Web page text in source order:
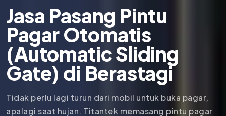
Jasa Pasang Pintu
Pagar Otomatis
(Automatic Sliding
Gate) di Berastagi
Tidak perlu lagi turun dari mobil untuk buka pagar,
apalagi saat hujan. Titantek memasang pintu pagar